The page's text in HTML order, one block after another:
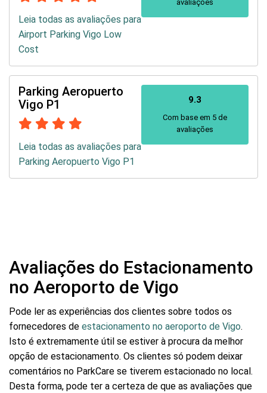
Leia todas as avaliações para
Airport Parking Vigo Low
Cost
avaliações
Parking Aeropuerto
Vigo P1
Leia todas as avaliações para
Parking Aeropuerto Vigo P1
9.3
Com base em 5 de
avaliações
Avaliações do Estacionamento
no Aeroporto de Vigo
Pode ler as experiências dos clientes sobre todos os
fornecedores de estacionamento no aeroporto de Vigo.
Isto é extremamente útil se estiver à procura da melhor
opção de estacionamento. Os clientes só podem deixar
comentários no ParkCare se tiverem estacionado no local.
Desta forma, pode ter a certeza de que as avaliações que